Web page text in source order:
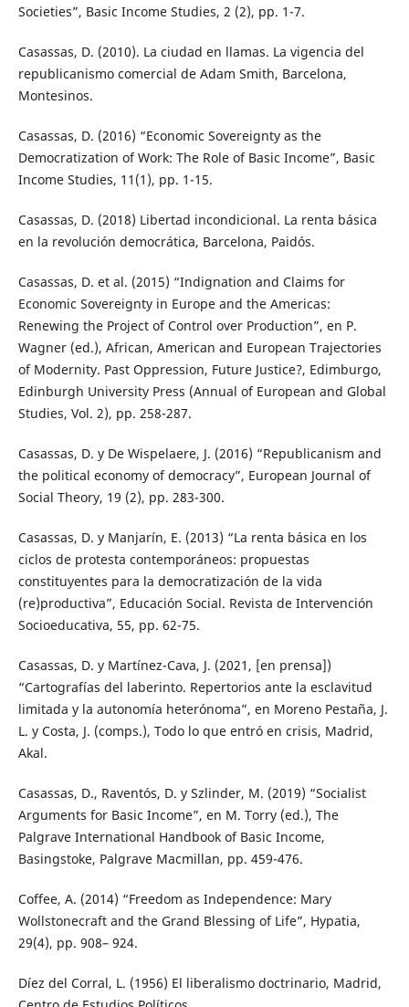
Societies”, Basic Income Studies, 2 (2), pp. 1-7.
Casassas, D. (2010). La ciudad en llamas. La vigencia del
republicanismo comercial de Adam Smith, Barcelona,
Montesinos.
Casassas, D. (2016) “Economic Sovereignty as the
Democratization of Work: The Role of Basic Income”, Basic
Income Studies, 11(1), pp. 1-15.
Casassas, D. (2018) Libertad incondicional. La renta básica
en la revolución democrática, Barcelona, Paidós.
Casassas, D. et al. (2015) “Indignation and Claims for
Economic Sovereignty in Europe and the Americas:
Renewing the Project of Control over Production”, en P.
Wagner (ed.), African, American and European Trajectories
of Modernity. Past Oppression, Future Justice?, Edimburgo,
Edinburgh University Press (Annual of European and Global
Studies, Vol. 2), pp. 258-287.
Casassas, D. y De Wispelaere, J. (2016) “Republicanism and
the political economy of democracy”, European Journal of
Social Theory, 19 (2), pp. 283-300.
Casassas, D. y Manjarín, E. (2013) “La renta básica en los
ciclos de protesta contemporáneos: propuestas
constituyentes para la democratización de la vida
(re)productiva”, Educación Social. Revista de Intervención
Socioeducativa, 55, pp. 62-75.
Casassas, D. y Martínez-Cava, J. (2021, [en prensa])
“Cartografías del laberinto. Repertorios ante la esclavitud
limitada y la autonomía heterónoma”, en Moreno Pestaña, J.
L. y Costa, J. (comps.), Todo lo que entró en crisis, Madrid,
Akal.
Casassas, D., Raventós, D. y Szlinder, M. (2019) “Socialist
Arguments for Basic Income”, en M. Torry (ed.), The
Palgrave International Handbook of Basic Income,
Basingstoke, Palgrave Macmillan, pp. 459-476.
Coffee, A. (2014) “Freedom as Independence: Mary
Wollstonecraft and the Grand Blessing of Life”, Hypatia,
29(4), pp. 908– 924.
Díez del Corral, L. (1956) El liberalismo doctrinario, Madrid,